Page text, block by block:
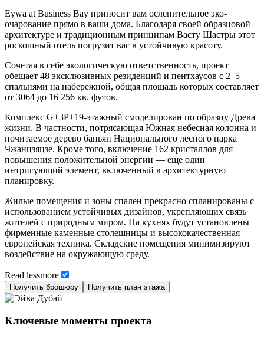
Eywa at Business Bay приносит вам ослепительное эко-
очарование прямо в ваши дома. Благодаря своей образцовой
архитектуре и традиционным принципам Васту Шастры этот
роскошный отель погрузит вас в устойчивую красоту.
Сочетая в себе экологическую ответственность, проект
обещает 48 эксклюзивных резиденций и пентхаусов с 2–5
спальнями на набережной, общая площадь которых составляет
от 3064 до 16 256 кв. футов.
Комплекс G+3P+19-этажный смоделирован по образцу Древа
жизни. В частности, потрясающая Южнaя небесная колонна и
почитаемое дерево баньян Национального лесного парка
Чжанцзяцзе. Кроме того, включение 162 кристаллов для
повышения положительной энергии — еще один
интригующий элемент, включенный в архитектурную
планировку.
Жилые помещения и зоны спален прекрасно спланированы с
использованием устойчивых дизайнов, укрепляющих связь
жителей с природным миром. На кухнях будут установлены
фирменные каменные столешницы и высококачественная
европейская техника. Складские помещения минимизируют
воздействие на окружающую среду.
Read lessmore
Получить брошюру Получить план этажа
Ключевые моменты проекта